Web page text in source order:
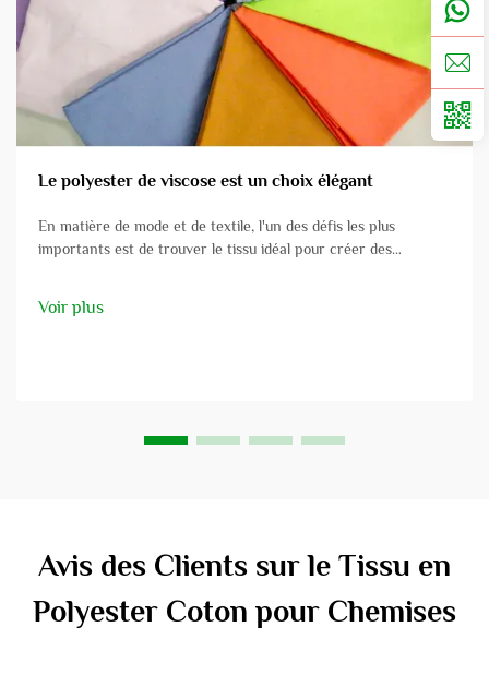
Le polyester de viscose est un choix élégant
En matière de mode et de textile, l'un des défis les plus
importants est de trouver le tissu idéal pour créer des
à travers ente...
Voir plus
Avis des Clients sur le Tissu en
Polyester Coton pour Chemises